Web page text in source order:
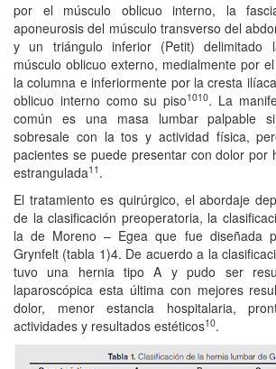
por el músculo oblicuo interno, la
aponeurosis del músculo transverso del
y un triángulo inferior (Petit) delimitado
músculo oblicuo externo, medialmente por
la columna e inferiormente por la cresta ilíaca
oblicuo interno como su piso1010. La
común es una masa lumbar palpable
sobresale con la tos y actividad física,
pacientes se puede presentar con dolor por
estrangulada11 .
El tratamiento es quirúrgico, el abordaje
de la clasificación preoperatoria, la
la de Moreno – Egea que fue diseñada
Grynfelt (tabla 1)4. De acuerdo a la
tuvo una hernia tipo A y pudo ser
laparoscópica esta última con mejores
dolor, menor estancia hospitalaria,
actividades y resultados estéticos10.